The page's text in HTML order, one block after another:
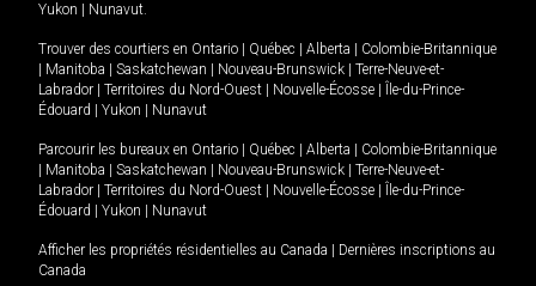
Yukon
Nunavut.
Trouver des courtiers en Ontario Québec Alberta
Colombie-Britannique
Manitoba Saskatchewan Nouveau-Brunswick
Terre-Neuve-et-
Labrador
Territoires du Nord-Ouest Nouvelle-Écosse
Île-du-Prince-
Édouard
Yukon Nunavut
Parcourir les bureaux en Ontario Québec Alberta
Colombie-Britannique
Manitoba Saskatchewan Nouveau-Brunswick
Terre-Neuve-et-
Labrador
Territoires du Nord-Ouest Nouvelle-Écosse
Île-du-Prince-
Édouard
Yukon Nunavut
Afficher les propriétés résidentielles au Canada
Dernières inscriptions au
Canada